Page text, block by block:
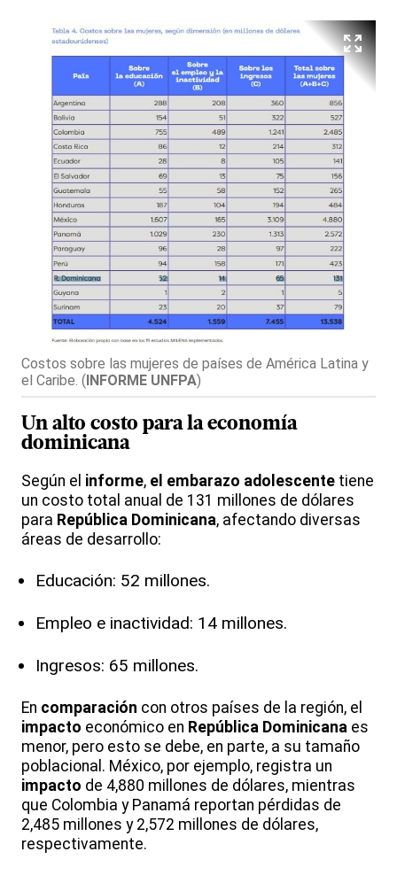
Costos sobre las mujeres de países de América Latina y
el Caribe. (INFORME UNFPA)
Un alto costo para laeconomía
dominicana
Según el informe, el embarazo adolescente tiene
un costo total anual de 131 millones de dólares
para República Dominicana, afectando diversas
áreas de desarrollo:
Educación: 52 millones.
Empleo e inactividad: 14 millones.
Ingresos: 65 millones.
En comparación con otros países de la región, el
impacto económico en República Dominicana es
menor, pero esto se debe, en parte, a su tamaño
poblacional. México, por ejemplo, registra un
impacto de 4,880 millones de dólares, mientras
que Colombia y Panamá reportan pérdidas de
2,485 millones y 2,572 millones de dólares,
respectivamente.